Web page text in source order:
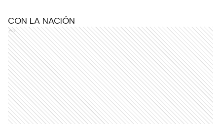
CON LA NACIÓN
Ads